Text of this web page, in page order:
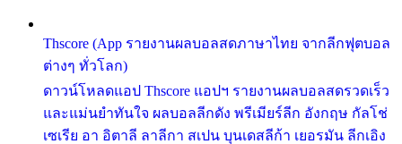
Thscore (App รายงานผลบอลสดภาษาไทย จากลีกฟุตบอล
ต่างๆ ทั่วโลก)
ดาวน์โหลดแอป Thscore แอปฯ รายงานผลบอลสดรวดเร็ว
และแม่นยำทันใจ ผลบอลลีกดัง พรีเมียร์ลีก อังกฤษ กัลโช่
เซเรีย อา อิตาลี ลาลีกา สเปน บุนเดสลีก้า เยอรมัน ลีกเอิง